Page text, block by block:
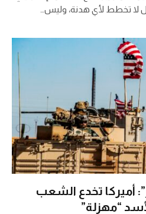
لا تخطط لأي هدنة، وليس…
أميركا تخدع الشعب
“مهزلة”